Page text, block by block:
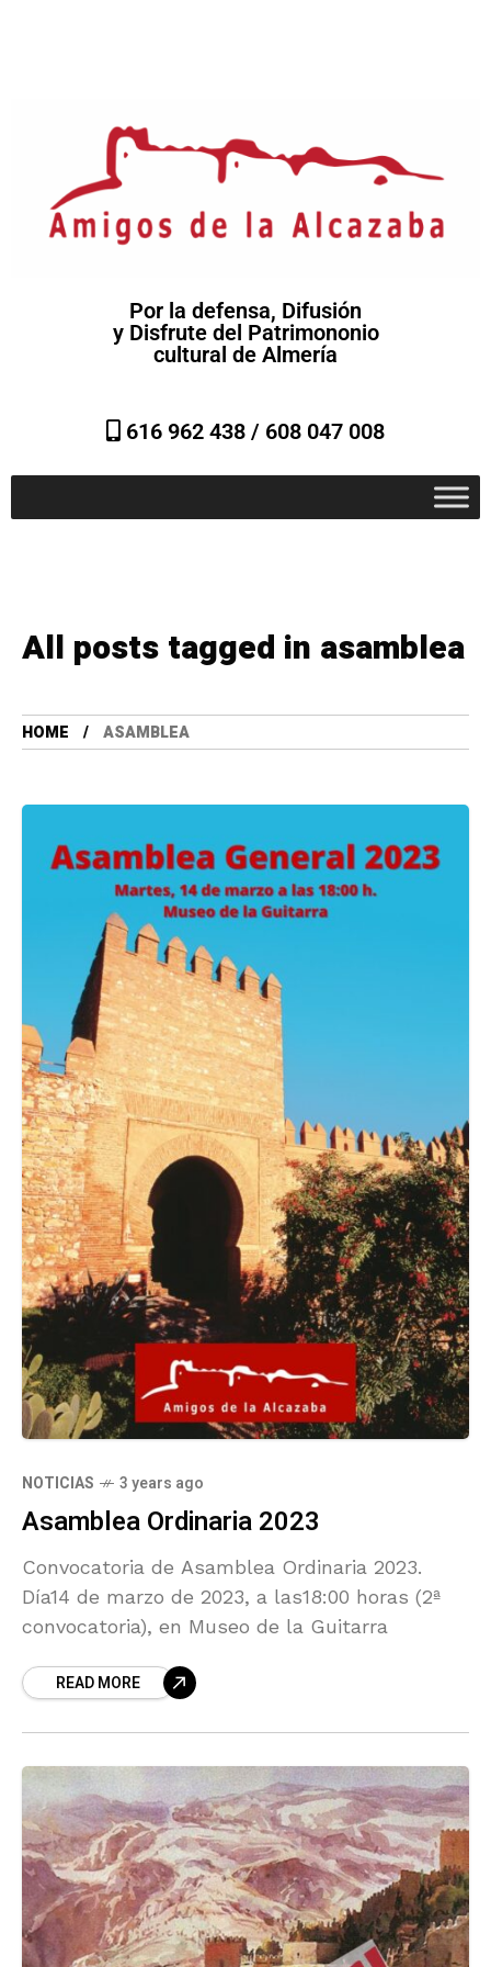
Por la defensa, Difusión
y Disfrute del Patrimononio
cultural de Almería
616 962 438 / 608 047 008
All posts tagged in asamblea
HOME ASAMBLEA
NOTICIAS 3 years ago
Asamblea Ordinaria 2023
Convocatoria de Asamblea Ordinaria 2023.
Día14 de marzo de 2023, a las18:00 horas (2ª
convocatoria), en Museo de la Guitarra
READ MORE